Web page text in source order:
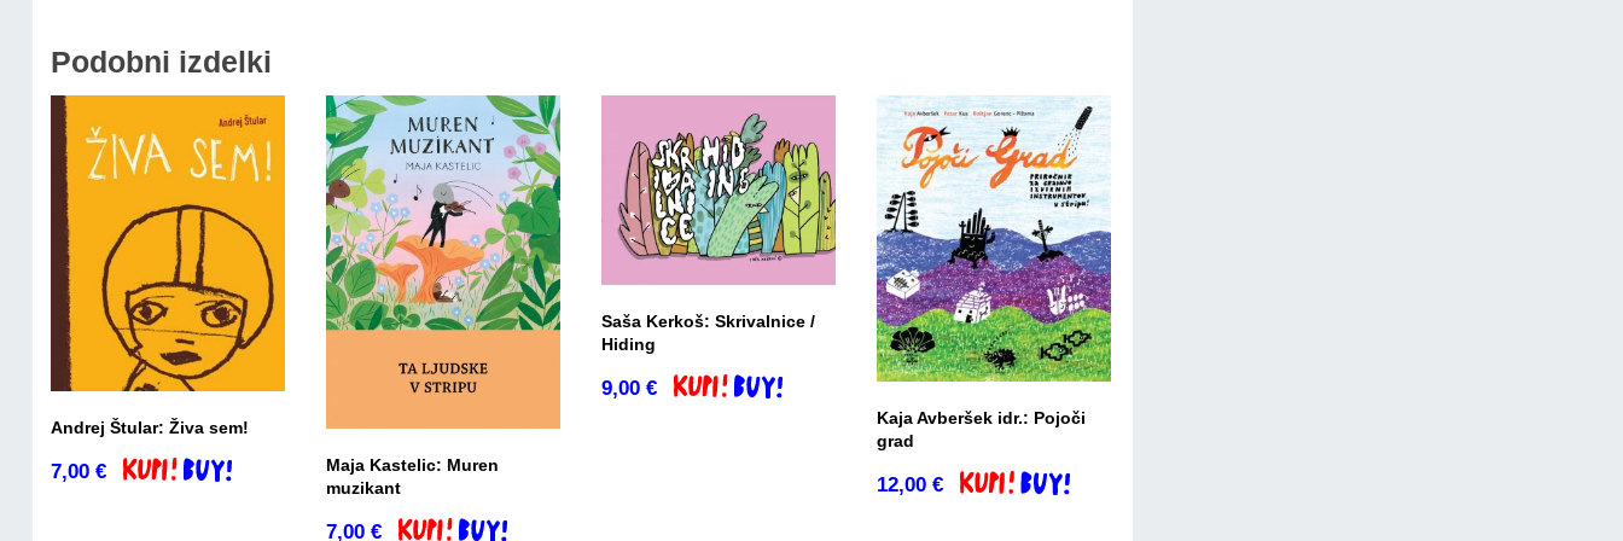
Podobni izdelki
Andrej Štular: Živa sem!
7,00 € Dodaj v košarico
Maja Kastelic: Muren
muzikant
7,00 € Dodaj v košarico
Saša Kerkoš: Skrivalnice /
Hiding
9,00 €
Dodaj v košarico
Kaja Avberšek idr.: Pojoči
grad
12,00 € Dodaj v košarico